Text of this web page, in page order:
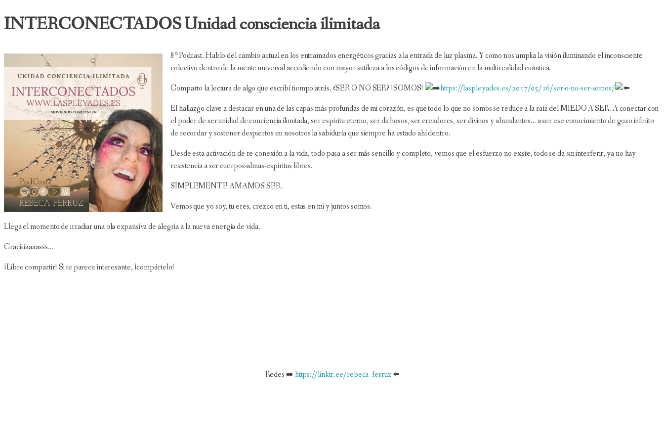
INTERCONECTADOS Unidad consciencia ilimitada
8º Podcast. Hablo del cambio actual en los entramados energéticos gracias a la entrada de luz plasma. Y como nos amplia la visión iluminando el inconsciente
colectivo dentro de la mente universal accediendo con mayor sutileza a los códigos de información en la multirealidad cuántica.
Comparto la lectura de algo que escribí tiempo atrás. ¿SER O NO SER? ¡SOMOS!
https://laspleyades.es/2017/05/16/ser-o-no-ser-somos/
El hallazgo clave a destacar en una de las capas más profundas de mi corazón, es que todo lo que no somos se reduce a la raíz del MIEDO A SER. A conectar con
el poder de ser unidad de conciencia ilimitada, ser espíritu eterno, ser dichosos, ser creadores, ser divinos y abundantes… a ser ese conocimiento de gozo infinito
de recordar y sostener despiertos en nosotros la sabiduría que siempre ha estado ahí dentro.
Desde esta activación de re-conexión a la vida, todo pasa a ser más sencillo y completo, vemos que el esfuerzo no existe, todo se da sin interferir, ya no hay
resistencia a ser cuerpos-almas-espíritus libres.
SIMPLEMENTE AMAMOS SER.
Vemos que yo soy, tu eres, crezco en ti, estas en mi y juntos somos.
Llega el momento de irradiar una ola expansiva de alegría a la nueva energía de vida.
Graciiiiaaaasss...
¡Libre compartir! Si te parece interesante, ¡compártelo!
Redes ➡️https://linktr.ee/rebeca_ferruz ⬅️